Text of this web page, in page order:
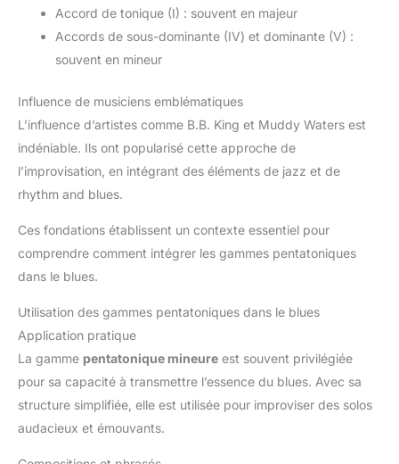
Accord de tonique (I) : souvent en majeur
Accords de sous-dominante (IV) et dominante (V) :
souvent en mineur
Influence de musiciens emblématiques
L’influence d’artistes comme B.B. King et Muddy Waters est
indéniable. Ils ont popularisé cette approche de
l’improvisation, en intégrant des éléments de jazz et de
rhythm and blues.
Ces fondations établissent un contexte essentiel pour
comprendre comment intégrer les gammes pentatoniques
dans le blues.
Utilisation des gammes pentatoniques dans le blues
Application pratique
La gamme pentatonique mineure est souvent privilégiée
pour sa capacité à transmettre l’essence du blues. Avec sa
structure simplifiée, elle est utilisée pour improviser des solos
audacieux et émouvants.